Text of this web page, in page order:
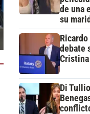
de una
su
debate
Di